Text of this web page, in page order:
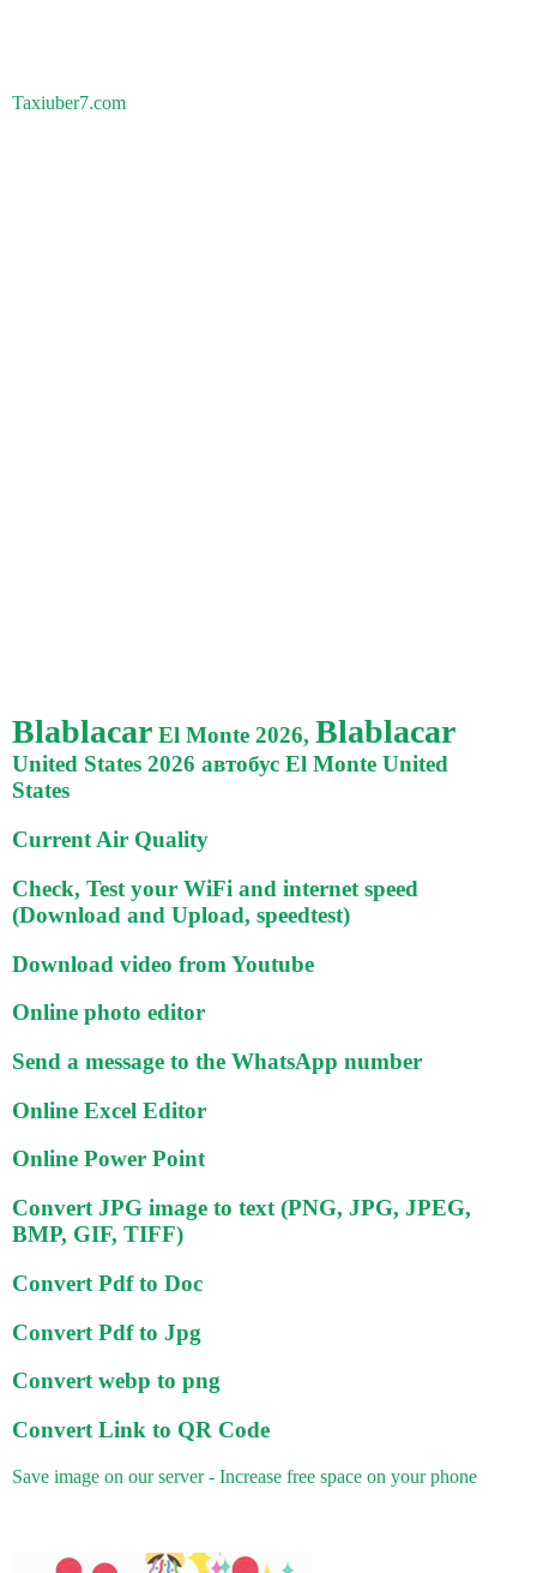
Taxiuber7.com
Blablacar El Monte 2026, Blablacar
United States 2026 автобус El Monte United
States
Current Air Quality
Check, Test your WiFi and internet speed
(Download and Upload, speedtest)
Download video from Youtube
Online photo editor
Send a message to the WhatsApp number
Online Excel Editor
Online Power Point
Convert JPG image to text (PNG, JPG, JPEG,
BMP, GIF, TIFF)
Convert Pdf to Doc
Convert Pdf to Jpg
Convert webp to png
Convert Link to QR Code
Save image on our server - Increase free space on your phone